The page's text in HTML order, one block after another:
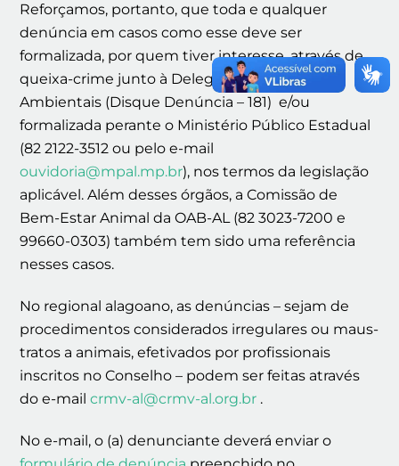
Reforçamos, portanto, que toda e qualquer
denúncia em casos como esse deve ser
formalizada, por quem tiver interesse, através de
queixa-crime junto à Delegacia de Crimes
Ambientais (Disque Denúncia – 181) e/ou
formalizada perante o Ministério Público Estadual
(82 2122-3512 ou pelo e-mail
ouvidoria@mpal.mp.br), nos termos da legislação
aplicável. Além desses órgãos, a Comissão de
Bem-Estar Animal da OAB-AL (82 3023-7200 e
99660-0303) também tem sido uma referência
nesses casos.
No regional alagoano, as denúncias – sejam de
procedimentos considerados irregulares ou maus-
tratos a animais, efetivados por profissionais
inscritos no Conselho – podem ser feitas através
do e-mailcrmv-al@crmv-al.org.br .
No e-mail, o (a) denunciante deverá enviar o